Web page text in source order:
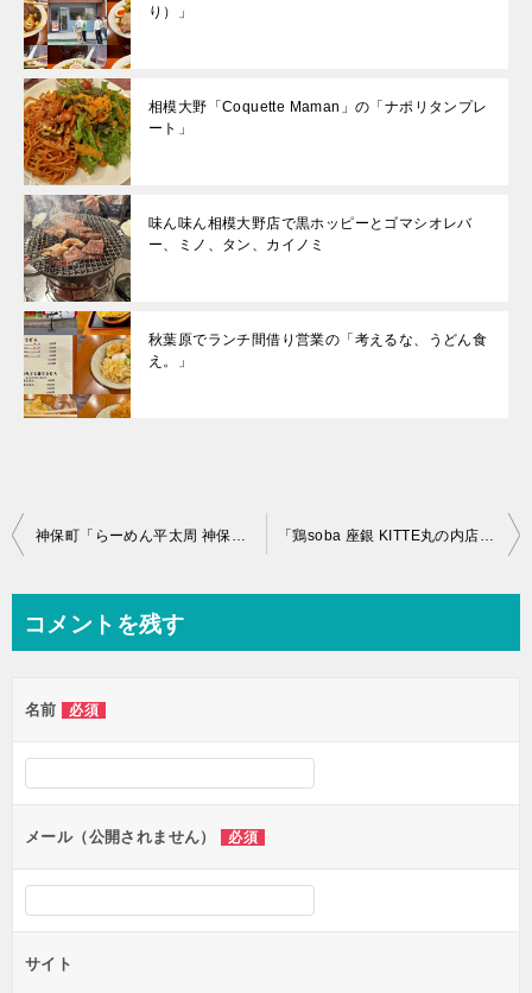
り）」
相模大野「Coquette Maman」の「ナポリタンプレ
ート」
味ん味ん相模大野店で黒ホッピーとゴマシオレバ
ー、ミノ、タン、カイノミ
秋葉原でランチ間借り営業の「考えるな、うどん食
え。」
投
ビ
ー
シ
ン
神保町「らーめん平太周 神保町店」の「特製らーめん（並）」 「鶏soba 座銀 KITTE丸の内店」の「鶏Soba」と「鶏ユッケ丼」
コメントを残す
名前 必須
メール（公開されません） 必須
サイト